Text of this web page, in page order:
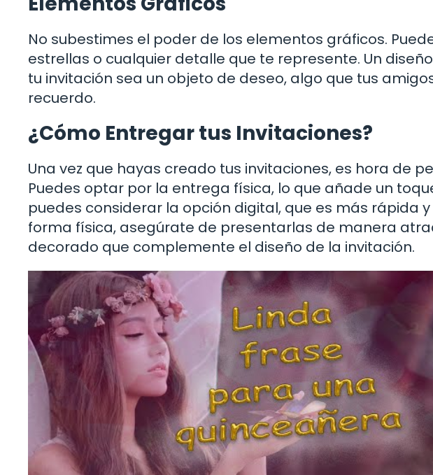
No subestimes el poder de los elementos gráficos.
estrellas o cualquier detalle que te represente. Un
tu invitación sea un objeto de deseo, algo que tus
recuerdo.
¿Cómo Entregar tus Invitaciones?
Una vez que hayas creado tus invitaciones, es hora de
Puedes optar por la entrega física, lo que añade un
puedes considerar la opción digital, que es más rápida
forma física, asegúrate de presentarlas de manera
decorado que complemente el diseño de la invitación.